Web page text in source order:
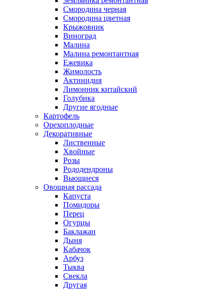
Смородина черная
Смородина цветная
Крыжовник
Виноград
Малина
Малина ремонтантная
Ежевика
Жимолость
Актинидия
Лимонник китайский
Голубика
Другие ягодные
Картофель
Орехоплодные
Декоративные
Лиственные
Хвойные
Розы
Рододендроны
Вьющиеся
Овощная рассада
Капуста
Помидоры
Перец
Огурцы
Баклажан
Дыня
Кабачок
Арбуз
Тыква
Свекла
Другая